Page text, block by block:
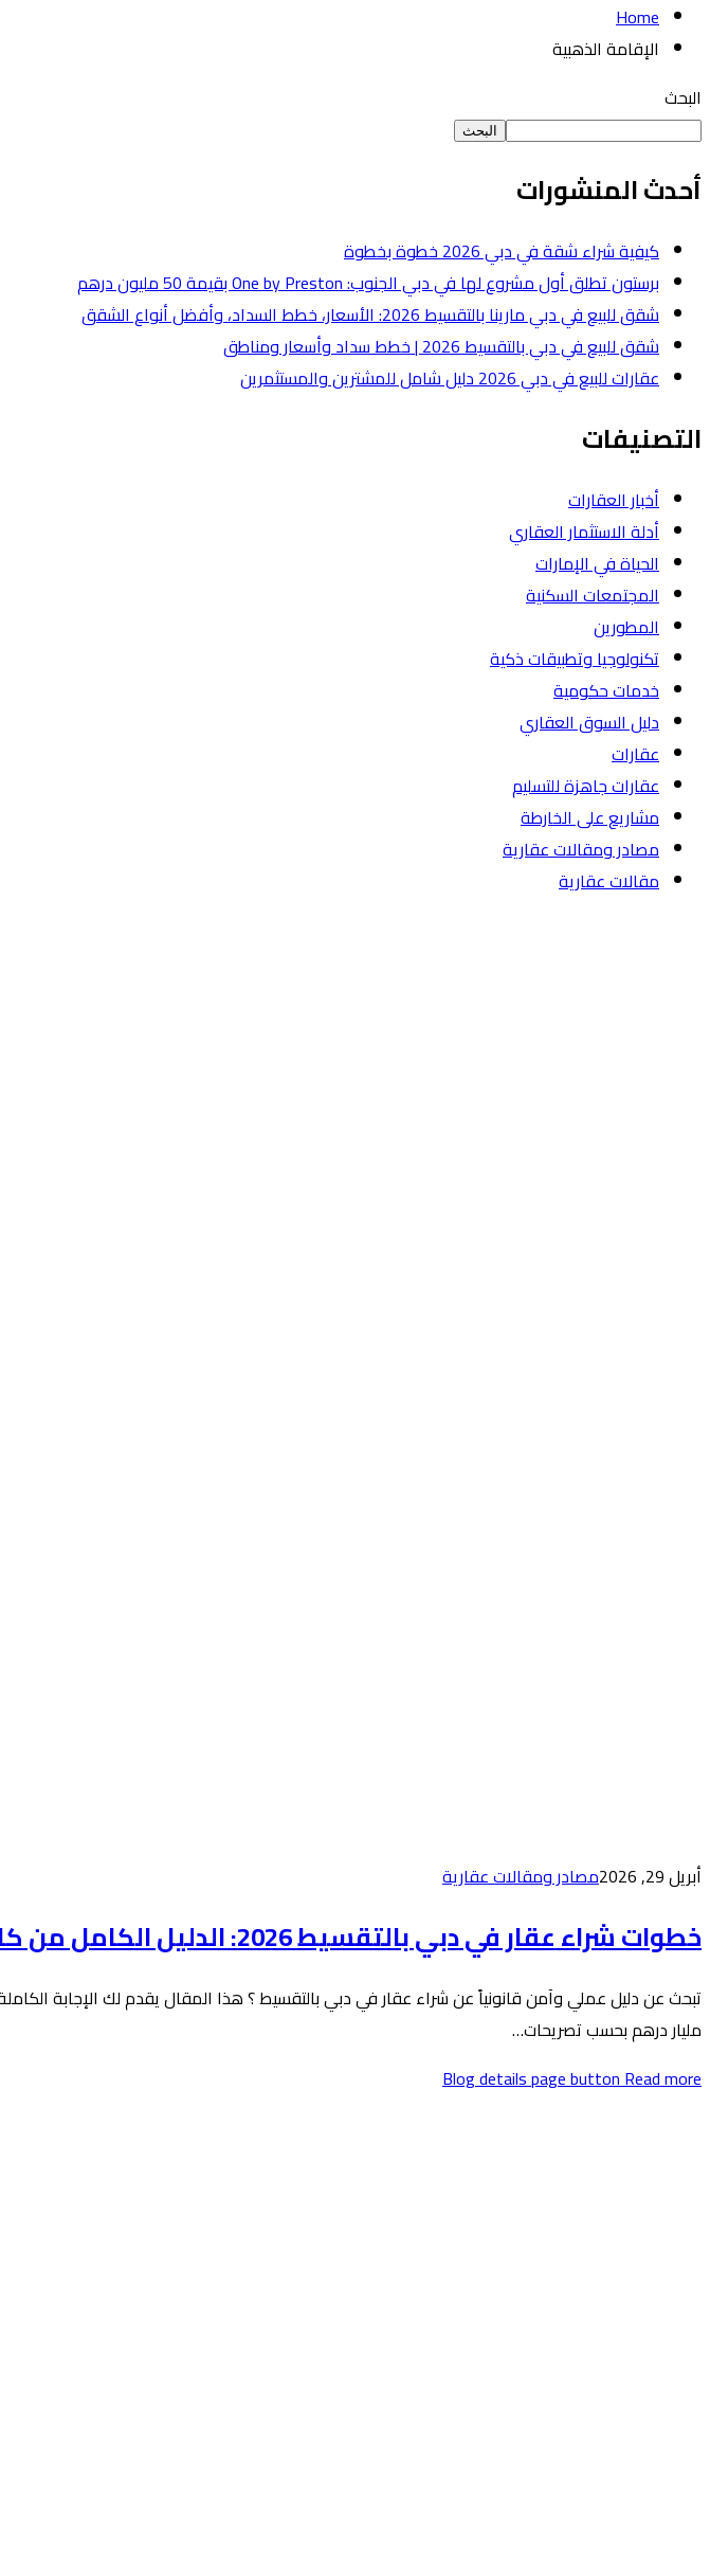
Home
الإقامة الذهبية
البحث
البحث
أحدث المنشورات
كيفية شراء شقة في دبي 2026 خطوة بخطوة
برستون تطلق أول مشروع لها في دبي الجنوب: One by Preston بقيمة 50 مليون درهم
شقق للبيع في دبي مارينا بالتقسيط 2026: الأسعار، خطط السداد، وأفضل أنواع الشقق
شقق للبيع في دبي بالتقسيط 2026 | خطط سداد وأسعار ومناطق
عقارات للبيع في دبي 2026 دليل شامل للمشترين والمستثمرين
التصنيفات
أخبار العقارات
أدلة الاستثمار العقاري
الحياة في الإمارات
المجتمعات السكنية
المطورين
تكنولوجيا وتطبيقات ذكية
خدمات حكومية
دليل السوق العقاري
عقارات
عقارات جاهزة للتسليم
مشاريع على الخارطة
مصادر ومقالات عقارية
مقالات عقارية
أبريل 29, 2026 مصادر ومقالات عقارية
خطوات شراء عقار في دبي بالتقسيط 2026: الدليل الكامل من كاستيو
مليار درهم بحسب تصريحات…
Blog details page buttonRead more